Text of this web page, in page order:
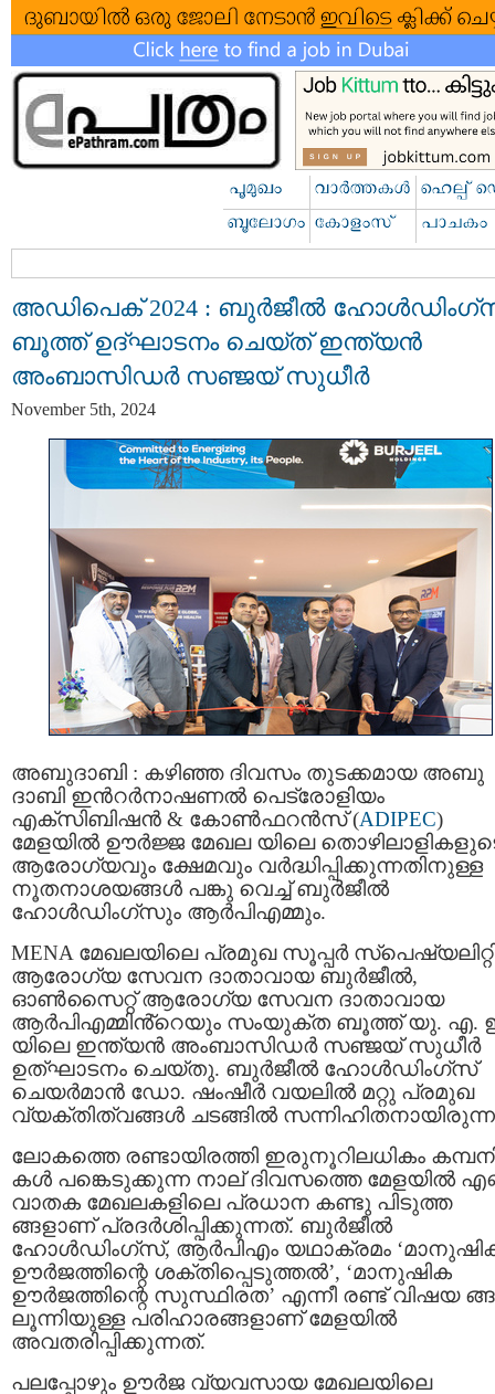
അഡിപെക് 2024 : ബുർജീൽ
ബൂത്ത് ഉദ്ഘാടനം ചെയ്ത് ഇന്ത്യൻ
അംബാസിഡർ സഞ്ജയ് സുധീർ
November 5th, 2024
അബുദാബി : കഴിഞ്ഞ ദിവസം തുടക്കമായ അബു
ദാബി ഇന്‍റർനാഷണൽ പെട്രോളിയം
എക്‌സിബിഷൻ & കോൺഫറൻസ് (ADIPEC)
മേളയിൽ ഊർജ്ജ മേഖല യിലെ
ആരോഗ്യവും ക്ഷേമവും വർദ്ധിപ്പിക്കുന്നതിനുള്ള
നൂതനാശയങ്ങൾ പങ്കു വെച്ച് ബുർജീൽ
ഹോൾഡിംഗ്‌സും ആർപിഎമ്മും.
MENA മേഖലയിലെ പ്രമുഖ സൂപ്പർ
ആരോഗ്യ സേവന ദാതാവായ ബുർജീൽ,
ഓൺസൈറ്റ് ആരോഗ്യ സേവന ദാതാവായ
ആർപിഎമ്മിൻ്റെയും സംയുക്ത ബൂത്ത് യു. എ.
യിലെ ഇന്ത്യൻ അംബാസിഡർ സഞ്ജയ് സുധീർ
ഉത്‌ഘാടനം ചെയ്തു. ബുർജീൽ ഹോൾഡിംഗ്‌സ്
ചെയർമാൻ ഡോ. ഷംഷീർ വയലിൽ മറ്റു പ്രമുഖ
വ്യക്തിത്വങ്ങൾ ചടങ്ങിൽ
ലോകത്തെ രണ്ടായിരത്തി ഇരുനൂറിലധികം
കൾ പങ്കെടുക്കുന്ന നാല് ദിവസത്തെ മേളയിൽ
വാതക മേഖലകളിലെ പ്രധാന കണ്ടു പിടുത്ത
ങ്ങളാണ് പ്രദർശിപ്പിക്കുന്നത്. ബുർജീൽ
ഹോൾഡിംഗ്‌സ്, ആർപിഎം യഥാക്രമം
ഊർജത്തിന്റെ ശക്തിപ്പെടുത്തൽ’, ‘മാനുഷിക
ഊർജത്തിന്റെ സുസ്ഥിരത’ എന്നീ രണ്ട് വിഷയ
ലൂന്നിയുള്ള പരിഹാരങ്ങളാണ് മേളയിൽ
അവതരിപ്പിക്കുന്നത്.
പലപ്പോഴും ഊർജ വ്യവസായ മേഖലയിലെ